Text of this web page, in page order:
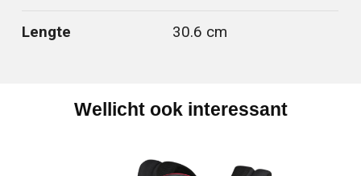
Lengte 30.6 cm
Wellicht ook interessant